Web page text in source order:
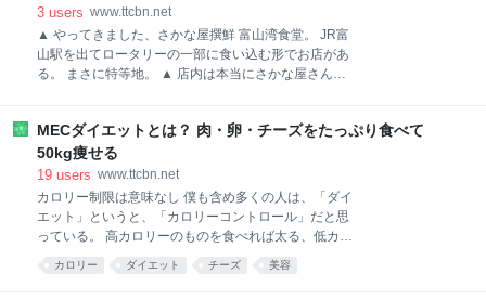
んを巡るようになった今でも、僕はこの空海のお寿司
が大好きだ。 2017年3月の訪問記。 さっそく紹介しよ
う。 ▲ やってきました、都立大「空海」。 ご主人の
ナベさんとは、もう20年のお付き合い。 ▲ 普段撮ら
春だ。 ▲ 空海は日本酒の品揃えも毎回凄い。 まずは
新潟は魚沼の「鶴齢 特別純米」から。 ▲ こちらも春
の使者。ノレソレ。 穴子の子供。 爽や
3 users www.ttcbn.net
▲ やってきました、さかな屋撰鮮 富山湾食堂。 JR富
山駅を出てロータリーの一部に食い込む形でお店があ
る。 まさに特等地。 ▲ 店内は本当にさかな屋さん
堂みたいなイメージで作られている。 サンマだろう
か？カマスだろうか？串に刺した魚も焼かれていて豪
快だ。 ▲ 僕らが注文したのは、お店のオススメNo.1
の「特撰海鮮丼」1,380円。 ▲ この特撰海鮮丼が、ビ
ックリするくらい美味しかった。 魚がどれも超新鮮で
甘みがあって、食感も良くて、本当に凄かった。 実は
を食べてしまっていた。 さいとうの翌日だから、魚は
MECダイエットとは？ 肉・卵・チーズをたっぷり食べて
50kg痩せる
19 users www.ttcbn.net
カロリー制限は意味なし 僕も含め多くの人は、「ダイ
エット」というと、「カロリーコントロール」だと思
っている。 高カロリーのものを食べれば太る、低カロ
リーのものにすれば痩せる。 入ってくるカロリー以上
のカロリーを消費すれば痩せる。 これは部分的には事
カロリー ダイエット チーズ 美容